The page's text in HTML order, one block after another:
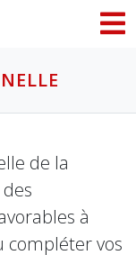
de la
à
compléter vos